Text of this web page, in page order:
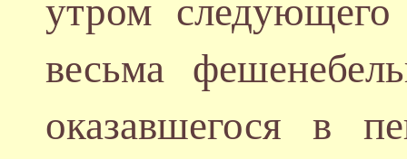
утром
весьма
оказавшегося в